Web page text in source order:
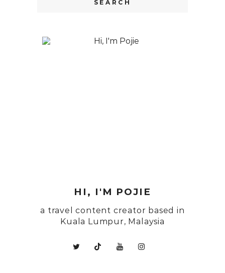
HI, I'M POJIE
a travel content creator based in
Kuala Lumpur, Malaysia